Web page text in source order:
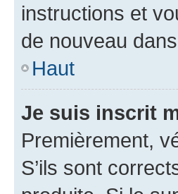
instructions et
de nouveau
Haut
Je suis inscrit
Premièrement,
S’ils sont